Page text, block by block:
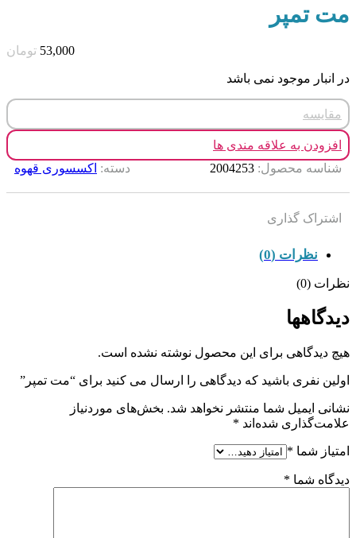
مت تمپر
53,000 تومان
در انبار موجود نمی باشد
مقایسه
افزودن به علاقه مندی ها
شناسه محصول: 2004253 دسته: اکسسوری قهوه
اشتراک گذاری
نظرات (0)
نظرات (0)
دیدگاهها
هیچ دیدگاهی برای این محصول نوشته نشده است.
اولین نفری باشید که دیدگاهی را ارسال می کنید برای “مت تمپر”
نشانی ایمیل شما منتشر نخواهد شد. بخش‌های موردنیاز
علامت‌گذاری شده‌اند *
امتیاز شما *
دیدگاه شما *